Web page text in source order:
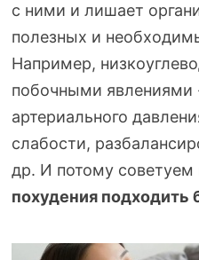
с ними и лишает
полезных и
Например,
побочными явлениями
артериального
слабости,
др. И потому советуем
похудения подходить